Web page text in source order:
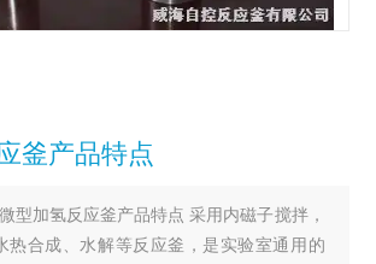
釜产品特点
型加氢反应釜产品特点 采用内磁子搅拌，
热合成、水解等反应釜，是实验室通用的